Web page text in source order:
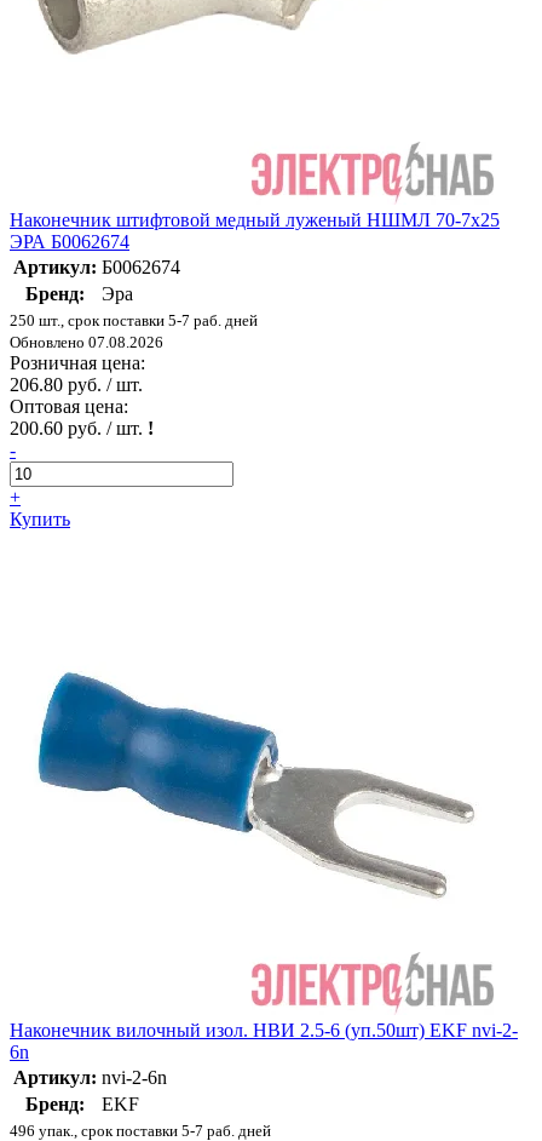
Наконечник штифтовой медный луженый НШМЛ 70-7х25
ЭРА Б0062674
Артикул: Б0062674
Бренд:
Эра
250 шт., срок поставки 5-7 раб. дней
Обновлено 07.08.2026
Розничная цена:
206.80 руб. / шт.
Оптовая цена:
200.60 руб. / шт. !
-
+
Купить
Наконечник вилочный изол. НВИ 2.5-6 (уп.50шт) EKF nvi-2-
6n
Артикул: nvi-2-6n
Бренд:
EKF
496 упак., срок поставки 5-7 раб. дней